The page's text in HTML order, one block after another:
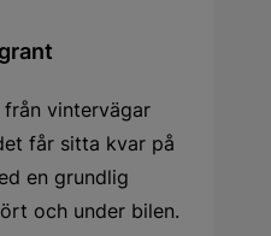
från vintervägar
får sitta kvar på
en grundlig
och under bilen.